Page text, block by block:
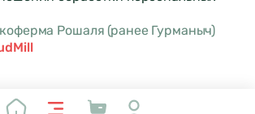
Рошаля (ранее Гурманыч)